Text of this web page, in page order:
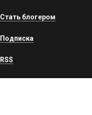
Стать блогером
Подписка
RSS